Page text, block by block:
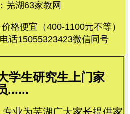
芜湖63家教网
格便宜（400-1100元不等）
话15055323423微信同号
学生研究生上门家
......